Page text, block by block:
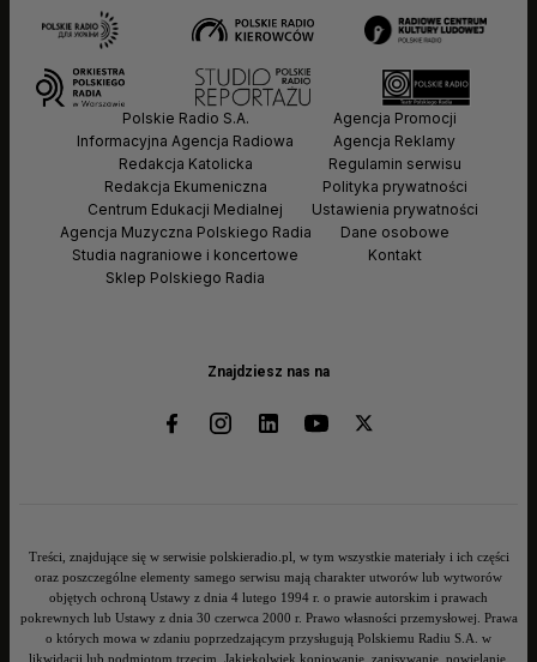
Znajdziesz nas na
Polskie Radio S.A.
Informacyjna Agencja Radiowa
Redakcja Katolicka
Redakcja Ekumeniczna
Centrum Edukacji Medialnej
Agencja Muzyczna Polskiego Radia
Studia nagraniowe i koncertowe
Sklep Polskiego Radia
Agencja Promocji
Agencja Reklamy
Regulamin serwisu
Polityka prywatności
Ustawienia prywatności
Dane osobowe
Kontakt
Treści, znajdujące się w serwisie polskieradio.pl, w tym wszystkie materiały i ich części
oraz poszczególne elementy samego serwisu mają charakter utworów lub wytworów
objętych ochroną Ustawy z dnia 4 lutego 1994 r. o prawie autorskim i prawach
pokrewnych lub Ustawy z dnia 30 czerwca 2000 r. Prawo własności przemysłowej. Prawa
o których mowa w zdaniu poprzedzającym przysługują Polskiemu Radiu S.A. w
likwidacji lub podmiotom trzecim. Jakiekolwiek kopiowanie, zapisywanie, powielanie,